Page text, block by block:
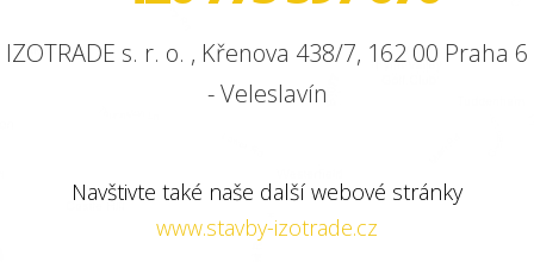
IZOTRADE s. r. o. , Křenova 438/7, 162 00 Praha 6
- Veleslavín
Navštivte také naše další webové stránky
www.stavby-izotrade.cz